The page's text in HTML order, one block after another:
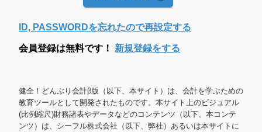
ID, PASSWORDを忘れたので再設定する
会員登録は無料です！ 新規登録をする
健全！どんぶり会計β版（以下、本サイト）は、会計を学ぶための
教育ツールとして開発されたものです。本サイト上のビジュアル
(比例縮尺)財務諸表やデータなどのコンテンツ（以下、本コンテ
ンツ）は、シーフル株式会社（以下、弊社）あるいは本サイトに